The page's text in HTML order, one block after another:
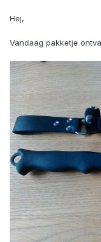
Hej,
Vandaag pakketje